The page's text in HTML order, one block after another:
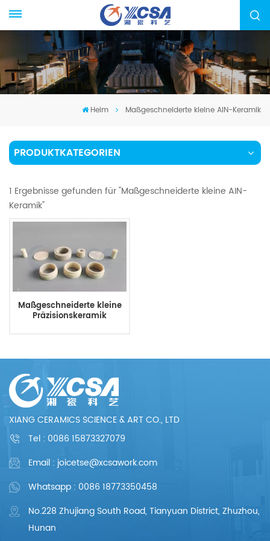
Heim Maßgeschneiderte kleine AIN-Keramik
PRODUKTKATEGORIEN
1 Ergebnisse gefunden für "Maßgeschneiderte kleine AIN-
Keramik"
Maßgeschneiderte kleine
Präzisionskeramik
XIANG CERAMICS SCIENCE & ART CO., LTD
Tel : 0086 15873327079
Email : joicetse@xcsawork.com
Whatsapp : 0086 18773350458
No.228 Zhujiang South Road, Tianyuan District, Zhuzhou,
Hunan